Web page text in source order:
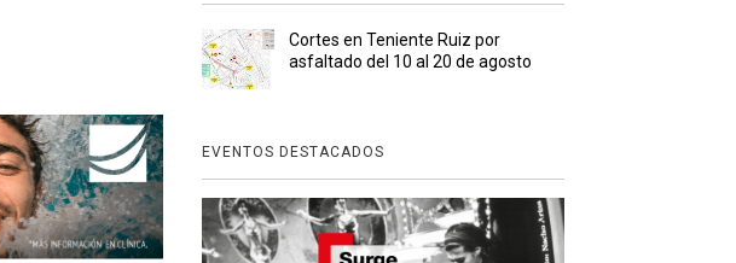
Cortes en Teniente Ruiz por
asfaltado del 10 al 20 de agosto
EVENTOS DESTACADOS